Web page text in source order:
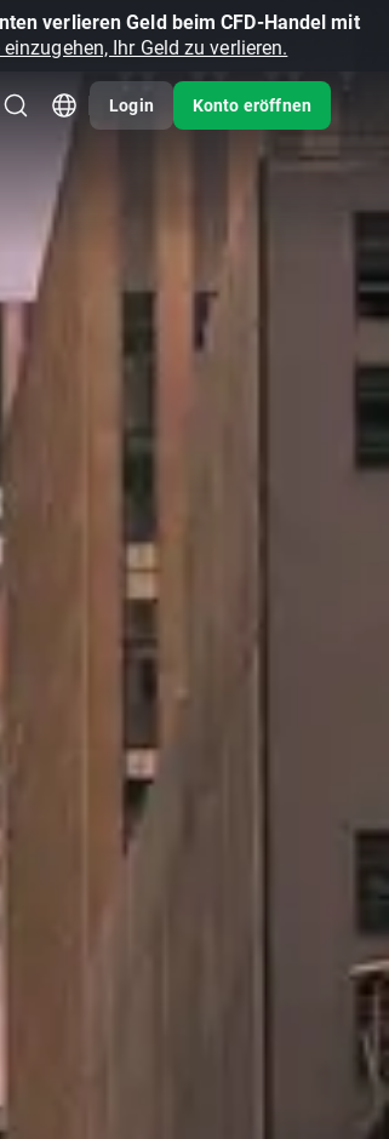
verlieren Geld beim CFD-Handel mit
Ihr Geld zu verlieren.
Login Konto eröffnen